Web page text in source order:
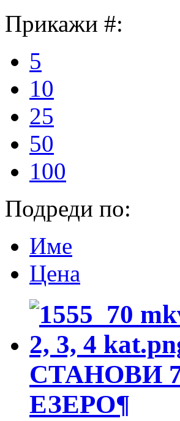
Прикажи #:
5
10
25
50
100
Подреди по:
Име
Цена
СТАНОВИ
ЕЗЕРО¶